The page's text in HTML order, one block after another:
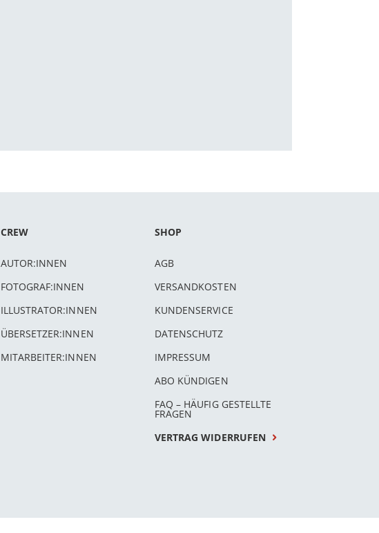
CREW
AUTOR:INNEN
FOTOGRAF:INNEN
ILLUSTRATOR:INNEN
ÜBERSETZER:INNEN
MITARBEITER:INNEN
SHOP
AGB
VERSANDKOSTEN
KUNDENSERVICE
DATENSCHUTZ
IMPRESSUM
ABO KÜNDIGEN
FAQ – HÄUFIG GESTELLTE
FRAGEN
VERTRAG WIDERRUFEN